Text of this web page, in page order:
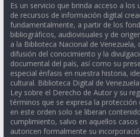
Es un servicio que brinda acceso a
de recursos de información digital
fundamentalmente, a partir de los
bibliográficos, audiovisuales y de
a la Biblioteca Nacional de
difusión del conocimiento y la
documental del país, así como su
especial énfasis en nuestra historia,
cultural. Biblioteca Digital de
Ley sobre el Derecho de Autor y su
términos que se expresa la protección
en este orden solo se liberan
cumplimiento, salvo en aquellos
autoricen formalmente su